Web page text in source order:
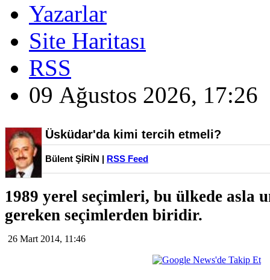
Yazarlar
Site Haritası
RSS
09 Ağustos 2026, 17:26
Üsküdar'da kimi tercih etmeli?
Bülent ŞİRİN | RSS Feed
1989 yerel seçimleri, bu ülkede asla
gereken seçimlerden biridir.
26 Mart 2014, 11:46